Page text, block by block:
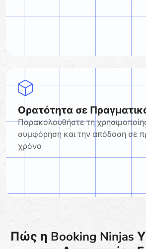
Ορατότητα σε
Παρακολουθήστε τη
συμφόρηση και την απόδοση σε
χρόνο
Πώς η Booking Ninjas